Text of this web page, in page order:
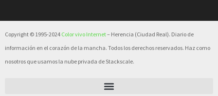
Copyright © 1995-2024 Color vivo Internet– Herencia (Ciudad Real). Diario de
información en el corazón de la mancha. Todos los derechos reservados. Haz como
nosotros que usamos la nube privada de Stackscale.